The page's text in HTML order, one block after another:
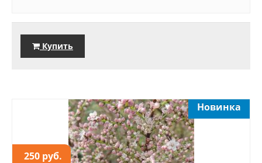
Купить
250 руб.
Новинка